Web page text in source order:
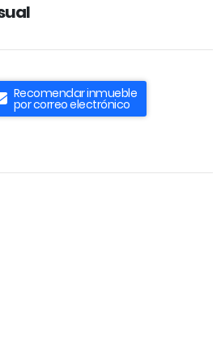
Recomendar inmueble
por correo electrónico